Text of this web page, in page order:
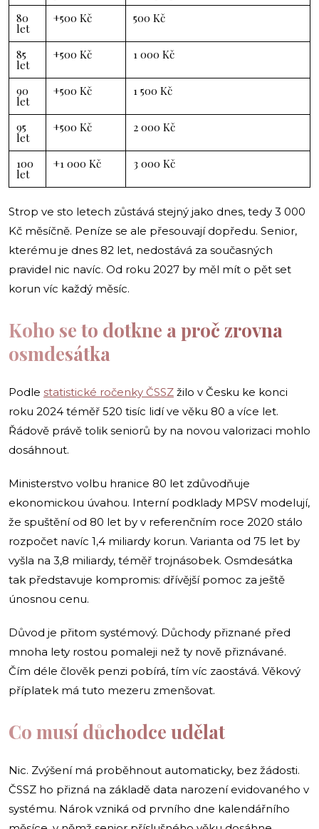
80
let
+500 Kč 500 Kč
85
let
+500 Kč 1 000 Kč
90
let
+500 Kč 1 500 Kč
95
let
+500 Kč 2 000 Kč
100
let
+1 000 Kč 3 000 Kč
Strop ve sto letech zůstává stejný jako dnes, tedy 3 000
Kč měsíčně. Peníze se ale přesouvají dopředu. Senior,
kterému je dnes 82 let, nedostává za současných
pravidel nic navíc. Od roku 2027 by měl mít o pět set
korun víc každý měsíc.
Koho se to dotkne a proč zrovna
osmdesátka
Podle statistické ročenky ČSSZ žilo v Česku ke konci
roku 2024 téměř 520 tisíc lidí ve věku 80 a více let.
Řádově právě tolik seniorů by na novou valorizaci mohlo
dosáhnout.
Ministerstvo volbu hranice 80 let zdůvodňuje
ekonomickou úvahou. Interní podklady MPSV modelují,
že spuštění od 80 let by v referenčním roce 2020 stálo
rozpočet navíc 1,4 miliardy korun. Varianta od 75 let by
vyšla na 3,8 miliardy, téměř trojnásobek. Osmdesátka
tak představuje kompromis: dřívější pomoc za ještě
únosnou cenu.
Důvod je přitom systémový. Důchody přiznané před
mnoha lety rostou pomaleji než ty nově přiznávané.
Čím déle člověk penzi pobírá, tím víc zaostává. Věkový
příplatek má tuto mezeru zmenšovat.
Co musí důchodce udělat
Nic. Zvýšení má proběhnout automaticky, bez žádosti.
ČSSZ ho přizná na základě data narození evidovaného v
systému. Nárok vzniká od prvního dne kalendářního